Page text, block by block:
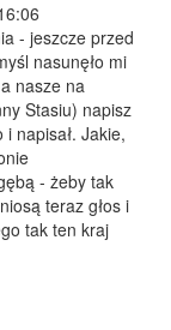
- jeszcze przed
nasunęło mi
nasze na
Stasiu) napisz
napisał. Jakie,
- żeby tak
teraz głos i
tak ten kraj